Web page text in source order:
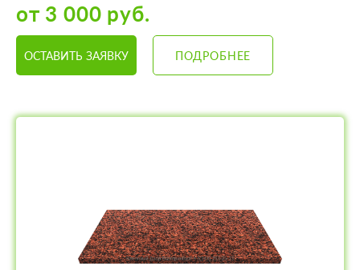
от 3 000 руб.
ОСТАВИТЬ ЗАЯВКУ ПОДРОБНЕЕ